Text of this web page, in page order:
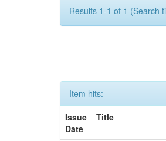
Results 1-1 of 1 (Search
Item hits:
Issue
Date
Title